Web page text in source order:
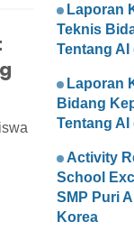
Laporan
Teknis
Tentang
Laporan
Bidang
Tentang
Activity
School
SMP Puri
Korea